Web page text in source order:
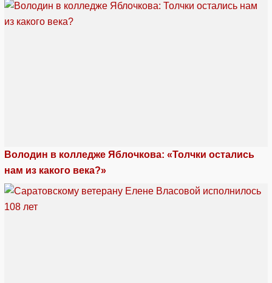
Володин в колледже Яблочкова: «Толчки остались
нам из какого века?»